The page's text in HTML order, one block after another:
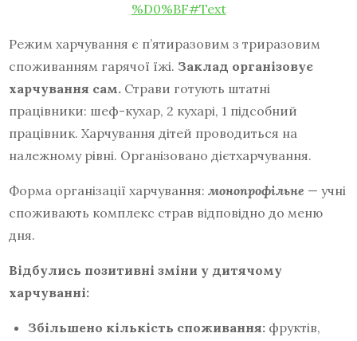
%D0%BF#Text
Режим харчування є п’ятиразовим з триразовим
споживанням гарячої їжі. Заклад організовує
харчування сам. Страви готують штатні
працівники: шеф-кухар, 2 кухарі, 1 підсобний
працівник. Харчування дітей проводиться на
належному рівні. Організовано дієтхарчування.
Форма організації харчування:монопрофільне — учні
споживають комплекс страв відповідно до меню
дня.
Відбулись позитивні зміни у дитячому
харчуванні:
Збільшено кількість споживання: фруктів,